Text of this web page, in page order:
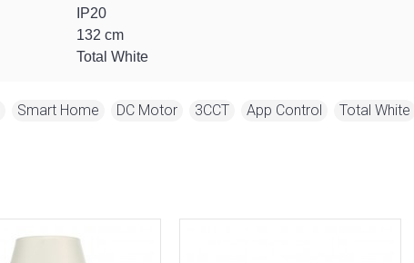
IP20
132 cm
Total White
Smart Home DC Motor 3CCT App Control Total White